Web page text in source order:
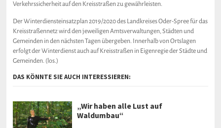
Verkehrssicherheit auf den Kreisstraßen zu gewährleisten.
Der Winterdiensteinsatzplan 2019/2020 des Landkreises Oder-Spree für das
Kreisstraßennetz wird den jeweiligen Amtsverwaltungen, Städten und
Gemeinden in den nächsten Tagen übergeben. Innerhalb von Ortslagen
erfolgt der Winterdienst auch auf Kreisstraßen in Eigenregie der Städte und
Gemeinden. (los.)
DAS KÖNNTE SIE AUCH INTERESSIEREN:
„Wir haben alle Lust auf
Waldumbau“